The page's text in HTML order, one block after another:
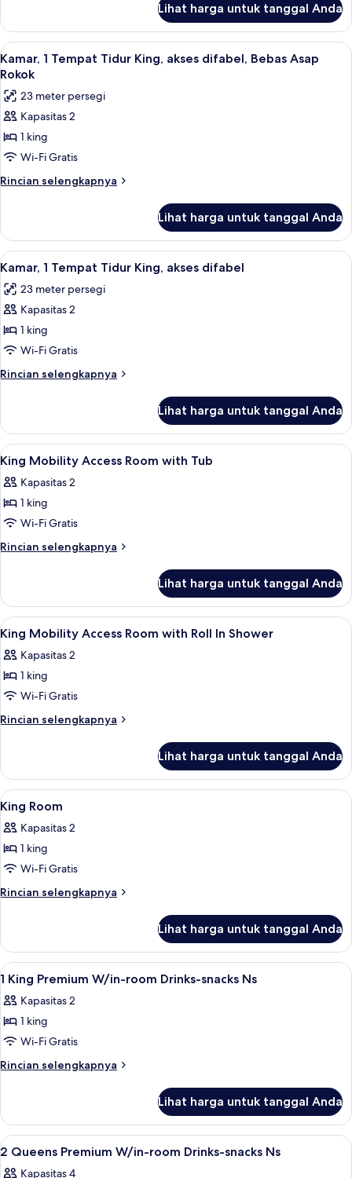
akses
difabel,
bathtub
Kamar,
Tempat
Tidur
akses
difabel,
bathtub
Lihat harga untuk tanggal Anda
Lihat
semua
foto
untuk
Kamar,
1
Tempat
Tidur
difabel,
Bebas
Asap
Rokok
Seprai premium, brankas, meja
5
Kamar, 1 Tempat Tidur King, akses difabel, Bebas Asap
Rokok
23 meter persegi
Kapasitas 2
1 king
Wi-Fi Gratis
Rincian selengkapnya
Rincian
Kamar,
Tempat
King,
akses
Bebas
Asap
Lihat harga untuk tanggal Anda
Lihat
semua
foto
untuk
Kamar,
1
Tempat
Tidur
akses
difabel
Seprai premium, brankas, meja
6
Kamar, 1 Tempat Tidur King, akses difabel
23 meter persegi
Kapasitas 2
1 king
Wi-Fi Gratis
Rincian selengkapnya
Rincian
Kamar,
Tempat
Tidur
King,
akses
Lihat harga untuk tanggal Anda
Lihat
semua
foto
untuk
King
Mobility
with
Tub
Seprai premium, brankas, meja
5
King Mobility Access Room with Tub
Kapasitas 2
1 king
Wi-Fi Gratis
Rincian selengkapnya
Rincian
King
Mobility
Access
Room
with
Tub
Lihat harga untuk tanggal Anda
Lihat
semua
foto
untuk
King
Mobility
with
Roll
In
Shower
Seprai premium, brankas, meja
4
King Mobility Access Room with Roll In Shower
Kapasitas 2
1 king
Wi-Fi Gratis
Rincian selengkapnya
Rincian
King
Mobility
Access
Room
with
Roll
Shower
Lihat harga untuk tanggal Anda
Lihat
semua
foto
untuk
King
Room
Seprai premium, brankas, meja
5
King Room
Kapasitas 2
1 king
Wi-Fi Gratis
Rincian selengkapnya
Rincian
King
Room
Lihat harga untuk tanggal Anda
Lihat
semua
foto
untuk
1
King
room
Drinks-
snacks
Ns
Seprai premium, brankas, meja
4
1 King Premium W/in-room Drinks-snacks Ns
Kapasitas 2
1 king
Wi-Fi Gratis
Rincian selengkapnya
Rincian
1
King
Premium
Lihat harga untuk tanggal Anda
Lihat
semua
Seprai premium, brankas, meja
4
2 Queens Premium W/in-room Drinks-snacks Ns
Kapasitas 4